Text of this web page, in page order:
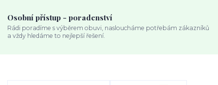
Osobní přístup - poradenství
Rádi poradíme s výběrem obuvi, nasloucháme potřebám zákazníků
a vždy hledáme to nejlepší řešení.